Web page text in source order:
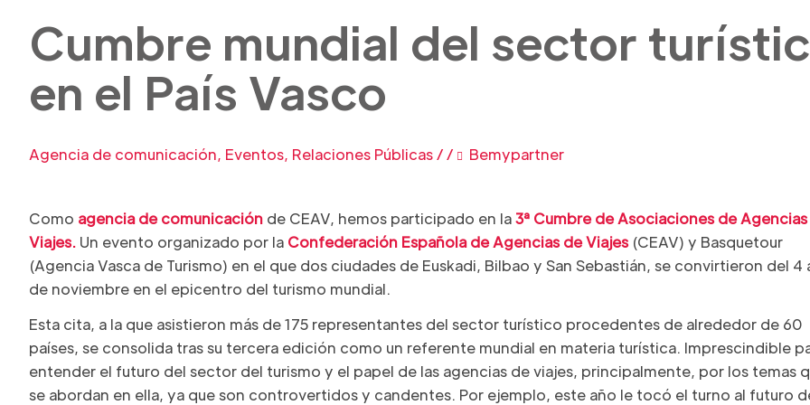
Cumbre mundial del sector
en el País Vasco
Agencia de comunicación, Eventos, Relaciones Públicas// Bemypartner
Como agencia de comunicación de CEAV, hemos participado en la3ª Cumbre de Asociaciones de
Viajes. Un evento organizado por la Confederación Española de Agencias de Viajes(CEAV) y Basquetour
(Agencia Vasca de Turismo) en el que dos ciudades de Euskadi, Bilbao y San Sebastián, se convirtieron del 4
de noviembre en el epicentro del turismo mundial.
Esta cita, a la que asistieron más de 175 representantes del sector turístico procedentes de alrededor de 60
países, se consolida tras su tercera edición como un referente mundial en materia turística. Imprescindible
entender el futuro del sector del turismo y el papel de las agencias de viajes, principalmente, por los temas
se abordan en ella, ya que son controvertidos y candentes. Por ejemplo, este año le tocó el turno al futuro